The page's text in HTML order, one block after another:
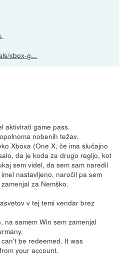
xbox-g...
aktivirati game pass.
nobenih težav.
Xboxa (One X, če ima slučajno
da je koda za drugo regijo, kot
sem videl, da sem sam naredil
nastavljeno, naročil pa sem
za Nemško.
v tej temi vendar brez
na samem Win sem zamenjal
be redeemed. It was
your account.